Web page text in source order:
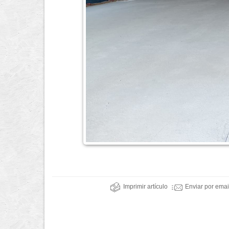
Imprimir artículo Enviar por